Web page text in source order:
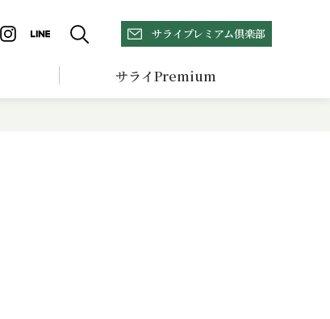
サライプレミアム倶楽部
サライPremium